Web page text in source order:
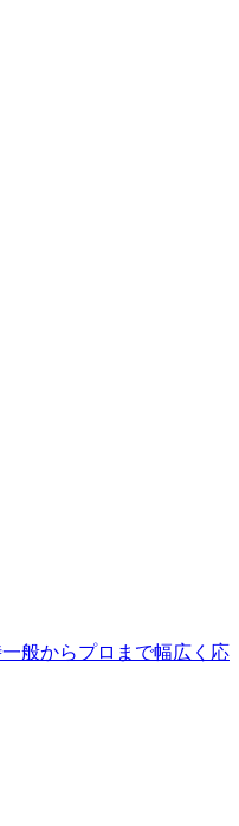
般からプロまで幅広く応